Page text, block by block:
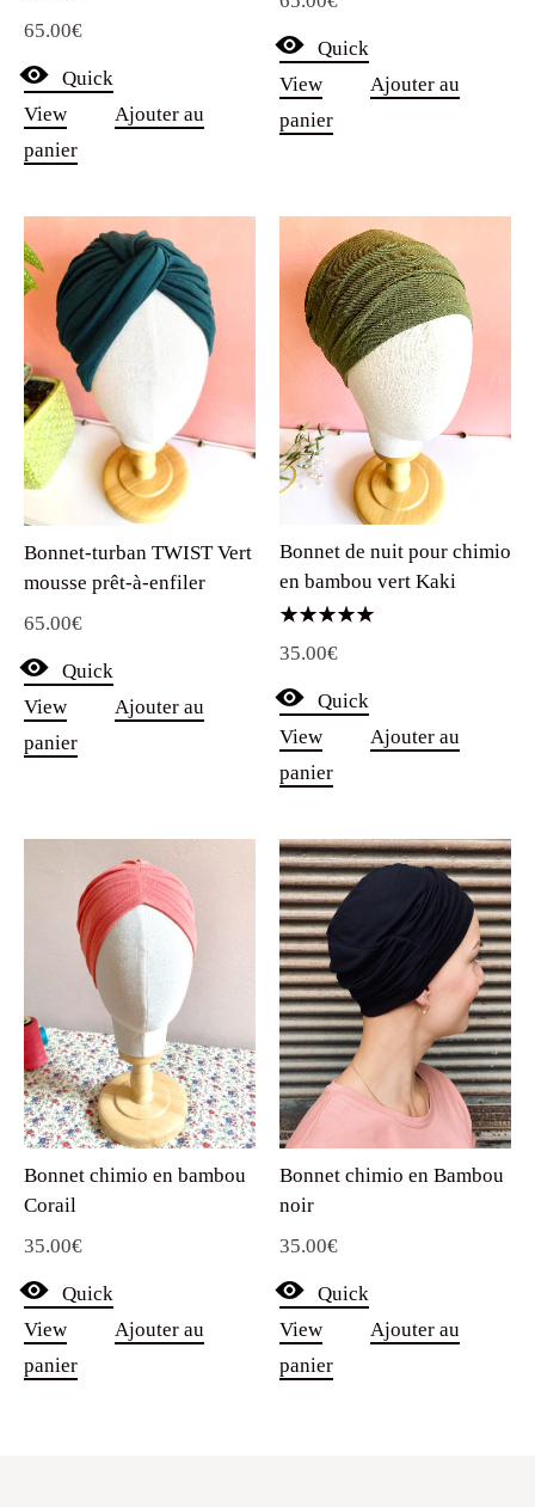
65.00€
Quick
View
Ajouter au
panier
Quick
View
Ajouter au
panier
Bonnet-turban TWIST Vert
mousse prêt-à-enfiler
65.00€
Quick
View
Ajouter au
panier
Bonnet de nuit pour chimio
en bambou vert Kaki
5.00
35.00€
Quick
View
Ajouter au
panier
Bonnet chimio en bambou
Corail
35.00€
Quick
View
Ajouter au
panier
Bonnet chimio en Bambou
noir
35.00€
Quick
View
Ajouter au
panier